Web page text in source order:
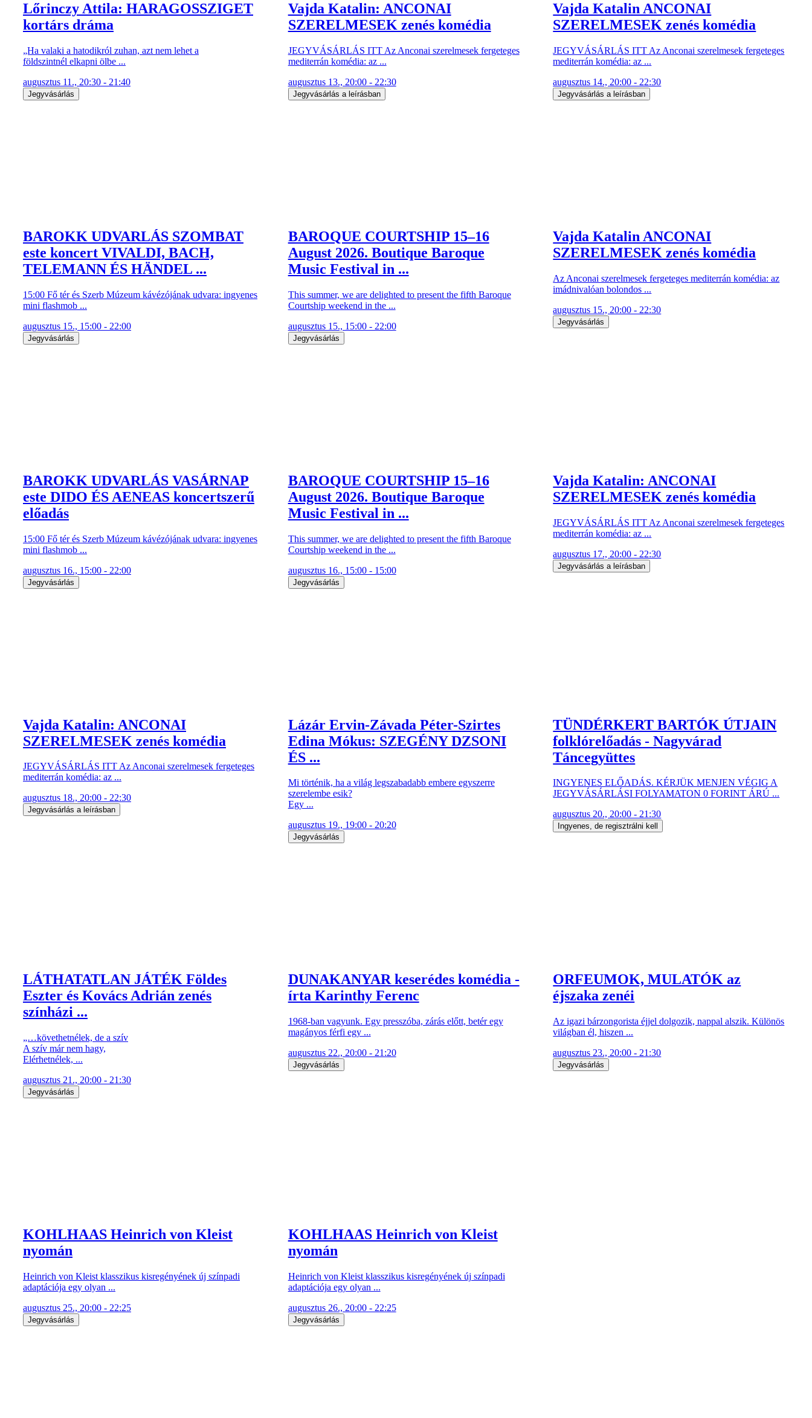
Lőrinczy Attila: HARAGOSSZIGET
kortárs dráma
„Ha valaki a hatodikról zuhan, azt nem lehet a
földszintnél elkapni ölbe ...
augusztus 11., 20:30 - 21:40
Jegyvásárlás
Vajda Katalin: ANCONAI
SZERELMESEK zenés komédia
JEGYVÁSÁRLÁS ITT Az Anconai szerelmesek fergeteges
mediterrán komédia: az ...
augusztus 13., 20:00 - 22:30
Jegyvásárlás a leírásban
Vajda Katalin ANCONAI
SZERELMESEK zenés komédia
JEGYVÁSÁRLÁS ITT Az Anconai szerelmesek fergeteges
mediterrán komédia: az ...
augusztus 14., 20:00 - 22:30
Jegyvásárlás a leírásban
BAROKK UDVARLÁS SZOMBAT
este koncert VIVALDI, BACH,
TELEMANN ÉS HÄNDEL ...
15:00 Fő tér és Szerb Múzeum kávézójának udvara: ingyenes
mini flashmob ...
augusztus 15., 15:00 - 22:00
Jegyvásárlás
BAROQUE COURTSHIP 15–16
August 2026. Boutique Baroque
Music Festival in ...
This summer, we are delighted to present the fifth Baroque
Courtship weekend in the ...
augusztus 15., 15:00 - 22:00
Jegyvásárlás
Vajda Katalin ANCONAI
SZERELMESEK zenés komédia
Az Anconai szerelmesek fergeteges mediterrán komédia: az
imádnivalóan bolondos ...
augusztus 15., 20:00 - 22:30
Jegyvásárlás
BAROKK UDVARLÁS VASÁRNAP
este DIDO ÉS AENEAS koncertszerű
előadás
15:00 Fő tér és Szerb Múzeum kávézójának udvara: ingyenes
mini flashmob ...
augusztus 16., 15:00 - 22:00
Jegyvásárlás
BAROQUE COURTSHIP 15–16
August 2026. Boutique Baroque
Music Festival in ...
This summer, we are delighted to present the fifth Baroque
Courtship weekend in the ...
augusztus 16., 15:00 - 15:00
Jegyvásárlás
Vajda Katalin: ANCONAI
SZERELMESEK zenés komédia
JEGYVÁSÁRLÁS ITT Az Anconai szerelmesek fergeteges
mediterrán komédia: az ...
augusztus 17., 20:00 - 22:30
Jegyvásárlás a leírásban
Vajda Katalin: ANCONAI
SZERELMESEK zenés komédia
JEGYVÁSÁRLÁS ITT Az Anconai szerelmesek fergeteges
mediterrán komédia: az ...
augusztus 18., 20:00 - 22:30
Jegyvásárlás a leírásban
Lázár Ervin-Závada Péter-Szirtes
Edina Mókus: SZEGÉNY DZSONI
ÉS ...
Mi történik, ha a világ legszabadabb embere egyszerre
szerelembe esik?
Egy ...
augusztus 19., 19:00 - 20:20
Jegyvásárlás
TÜNDÉRKERT BARTÓK ÚTJAIN
folklórelőadás - Nagyvárad
Táncegyüttes
INGYENES ELŐADÁS. KÉRJÜK MENJEN VÉGIG A
JEGYVÁSÁRLÁSI FOLYAMATON 0 FORINT ÁRÚ ...
augusztus 20., 20:00 - 21:30
Ingyenes, de regisztrálni kell
LÁTHATATLAN JÁTÉK Földes
Eszter és Kovács Adrián zenés
színházi ...
„…követhetnélek, de a szív
A szív már nem hagy,
Elérhetnélek, ...
augusztus 21., 20:00 - 21:30
Jegyvásárlás
DUNAKANYAR keserédes komédia -
írta Karinthy Ferenc
1968-ban vagyunk. Egy presszóba, zárás előtt, betér egy
magányos férfi egy ...
augusztus 22., 20:00 - 21:20
Jegyvásárlás
ORFEUMOK, MULATÓK az
éjszaka zenéi
Az igazi bárzongorista éjjel dolgozik, nappal alszik. Különös
világban él, hiszen ...
augusztus 23., 20:00 - 21:30
Jegyvásárlás
KOHLHAAS Heinrich von Kleist
nyomán
Heinrich von Kleist klasszikus kisregényének új színpadi
adaptációja egy olyan ...
augusztus 25., 20:00 - 22:25
Jegyvásárlás
KOHLHAAS Heinrich von Kleist
nyomán
Heinrich von Kleist klasszikus kisregényének új színpadi
adaptációja egy olyan ...
augusztus 26., 20:00 - 22:25
Jegyvásárlás